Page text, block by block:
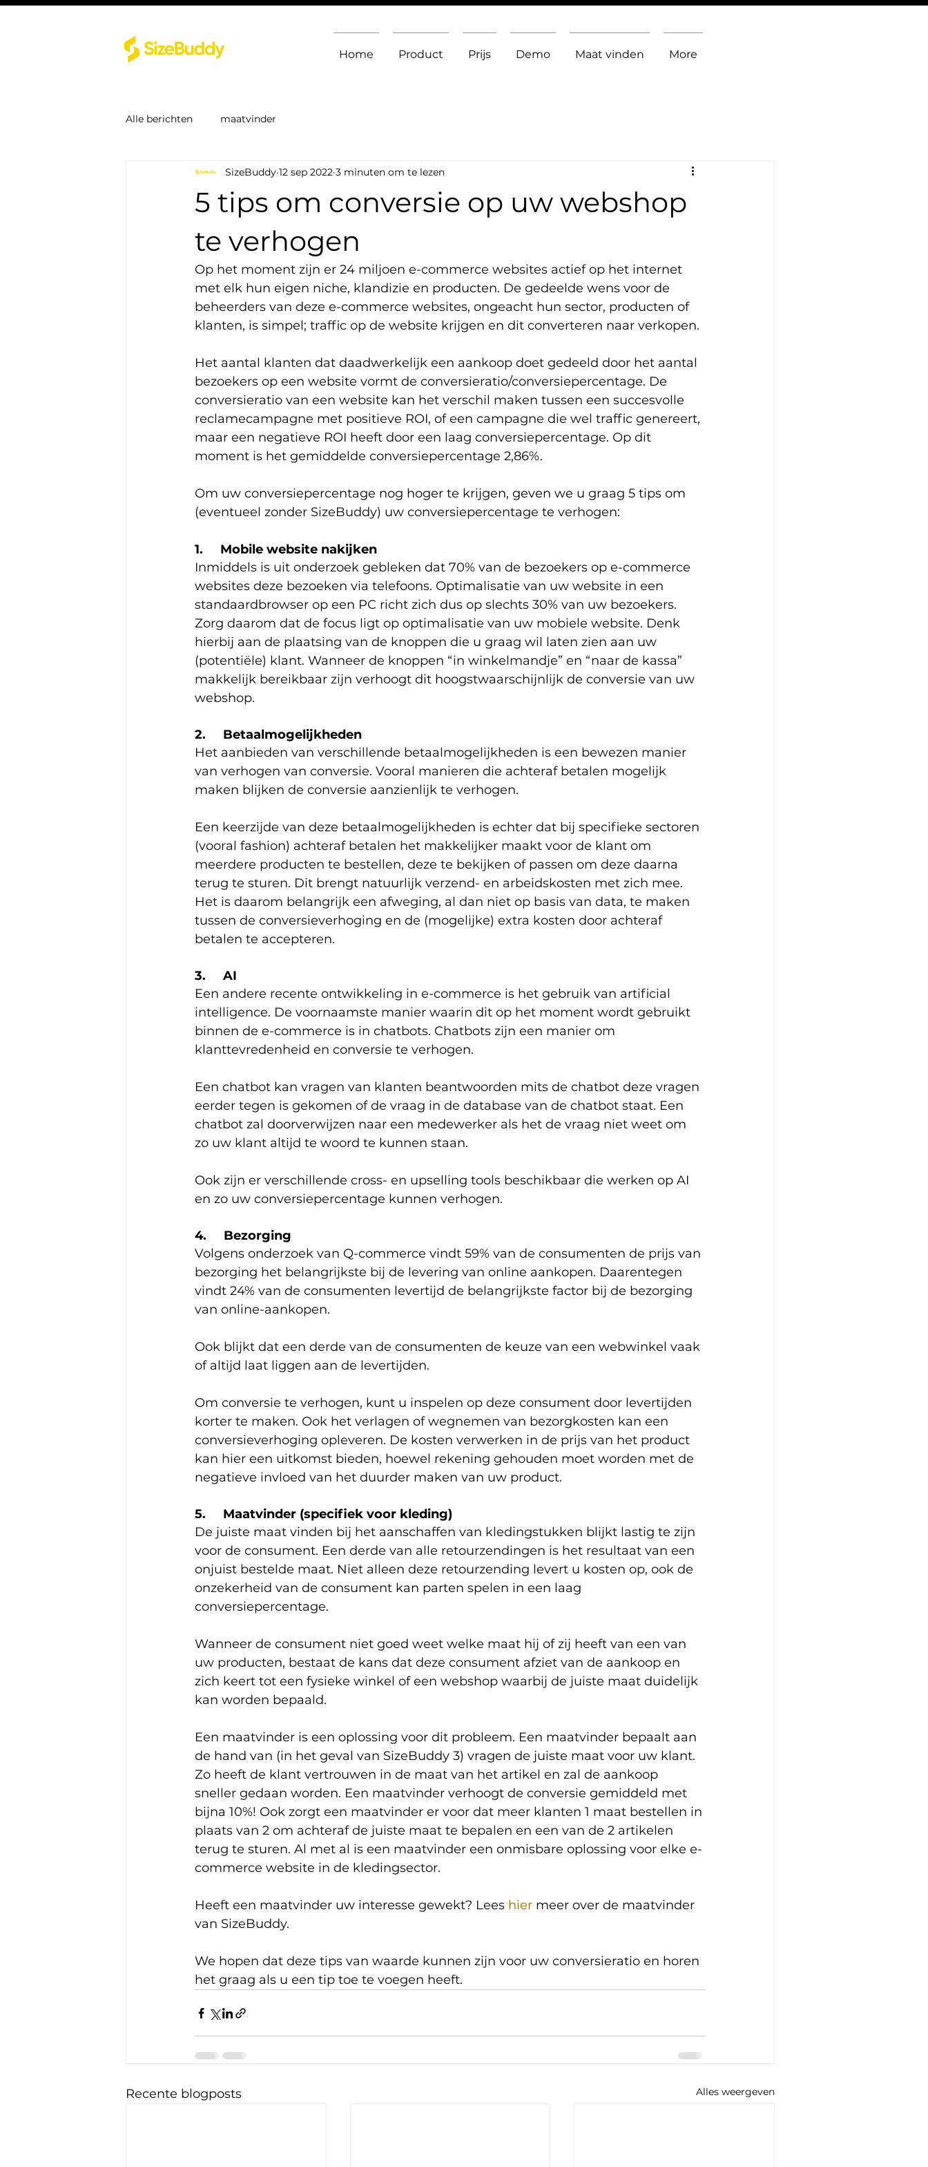
Home Product Prijs Demo Maat vinden More
Alle berichten maatvinder
5 tips om conversie op uw webshop
te verhogen
SizeBuddy 12 sep 2022 3 minuten om te lezen
Op het moment zijn er 24 miljoen e-commerce websites actief op het internet
met elk hun eigen niche, klandizie en producten. De gedeelde wens voor de
beheerders van deze e-commerce websites, ongeacht hun sector, producten of
klanten, is simpel; traffic op de website krijgen en dit converteren naar verkopen.
Het aantal klanten dat daadwerkelijk een aankoop doet gedeeld door het aantal
bezoekers op een website vormt de conversieratio/conversiepercentage. De
conversieratio van een website kan het verschil maken tussen een succesvolle
reclamecampagne met positieve ROI, of een campagne die wel traffic genereert,
maar een negatieve ROI heeft door een laag conversiepercentage. Op dit
moment is het gemiddelde conversiepercentage 2,86%.
Om uw conversiepercentage nog hoger te krijgen, geven we u graag 5 tips om
(eventueel zonder SizeBuddy) uw conversiepercentage te verhogen:
1.     Mobile website nakijken
Inmiddels is uit onderzoek gebleken dat 70% van de bezoekers op e-commerce
websites deze bezoeken via telefoons. Optimalisatie van uw website in een
standaardbrowser op een PC richt zich dus op slechts 30% van uw bezoekers.
Zorg daarom dat de focus ligt op optimalisatie van uw mobiele website. Denk
hierbij aan de plaatsing van de knoppen die u graag wil laten zien aan uw
(potentiële) klant. Wanneer de knoppen “in winkelmandje” en “naar de kassa”
makkelijk bereikbaar zijn verhoogt dit hoogstwaarschijnlijk de conversie van uw
webshop.
2.     Betaalmogelijkheden
Het aanbieden van verschillende betaalmogelijkheden is een bewezen manier
van verhogen van conversie. Vooral manieren die achteraf betalen mogelijk
maken blijken de conversie aanzienlijk te verhogen.
Een keerzijde van deze betaalmogelijkheden is echter dat bij specifieke sectoren
(vooral fashion) achteraf betalen het makkelijker maakt voor de klant om
meerdere producten te bestellen, deze te bekijken of passen om deze daarna
terug te sturen. Dit brengt natuurlijk verzend- en arbeidskosten met zich mee.
Het is daarom belangrijk een afweging, al dan niet op basis van data, te maken
tussen de conversieverhoging en de (mogelijke) extra kosten door achteraf
betalen te accepteren.
3.     AI
Een andere recente ontwikkeling in e-commerce is het gebruik van artificial
intelligence. De voornaamste manier waarin dit op het moment wordt gebruikt
binnen de e-commerce is in chatbots. Chatbots zijn een manier om
klanttevredenheid en conversie te verhogen.
Een chatbot kan vragen van klanten beantwoorden mits de chatbot deze vragen
eerder tegen is gekomen of de vraag in de database van de chatbot staat. Een
chatbot zal doorverwijzen naar een medewerker als het de vraag niet weet om
zo uw klant altijd te woord te kunnen staan.
Ook zijn er verschillende cross- en upselling tools beschikbaar die werken op AI
en zo uw conversiepercentage kunnen verhogen.
4.     Bezorging
Volgens onderzoek van Q-commerce vindt 59% van de consumenten de prijs van
bezorging het belangrijkste bij de levering van online aankopen. Daarentegen
vindt 24% van de consumenten levertijd de belangrijkste factor bij de bezorging
van online-aankopen.
Ook blijkt dat een derde van de consumenten de keuze van een webwinkel vaak
of altijd laat liggen aan de levertijden.
Om conversie te verhogen, kunt u inspelen op deze consument door levertijden
korter te maken. Ook het verlagen of wegnemen van bezorgkosten kan een
conversieverhoging opleveren. De kosten verwerken in de prijs van het product
kan hier een uitkomst bieden, hoewel rekening gehouden moet worden met de
negatieve invloed van het duurder maken van uw product.
5.     Maatvinder (specifiek voor kleding)
De juiste maat vinden bij het aanschaffen van kledingstukken blijkt lastig te zijn
voor de consument. Een derde van alle retourzendingen is het resultaat van een
onjuist bestelde maat. Niet alleen deze retourzending levert u kosten op, ook de
onzekerheid van de consument kan parten spelen in een laag
conversiepercentage.
Wanneer de consument niet goed weet welke maat hij of zij heeft van een van
uw producten, bestaat de kans dat deze consument afziet van de aankoop en
zich keert tot een fysieke winkel of een webshop waarbij de juiste maat duidelijk
kan worden bepaald.
Een maatvinder is een oplossing voor dit probleem. Een maatvinder bepaalt aan
de hand van (in het geval van SizeBuddy 3) vragen de juiste maat voor uw klant.
Zo heeft de klant vertrouwen in de maat van het artikel en zal de aankoop
sneller gedaan worden. Een maatvinder verhoogt de conversie gemiddeld met
bijna 10%! Ook zorgt een maatvinder er voor dat meer klanten 1 maat bestellen in
plaats van 2 om achteraf de juiste maat te bepalen en een van de 2 artikelen
terug te sturen. Al met al is een maatvinder een onmisbare oplossing voor elke e-
commerce website in de kledingsector.
Heeft een maatvinder uw interesse gewekt? Lees hier meer over de maatvinder
van SizeBuddy.
We hopen dat deze tips van waarde kunnen zijn voor uw conversieratio en horen
het graag als u een tip toe te voegen heeft.
Recente blogposts Alles weergeven